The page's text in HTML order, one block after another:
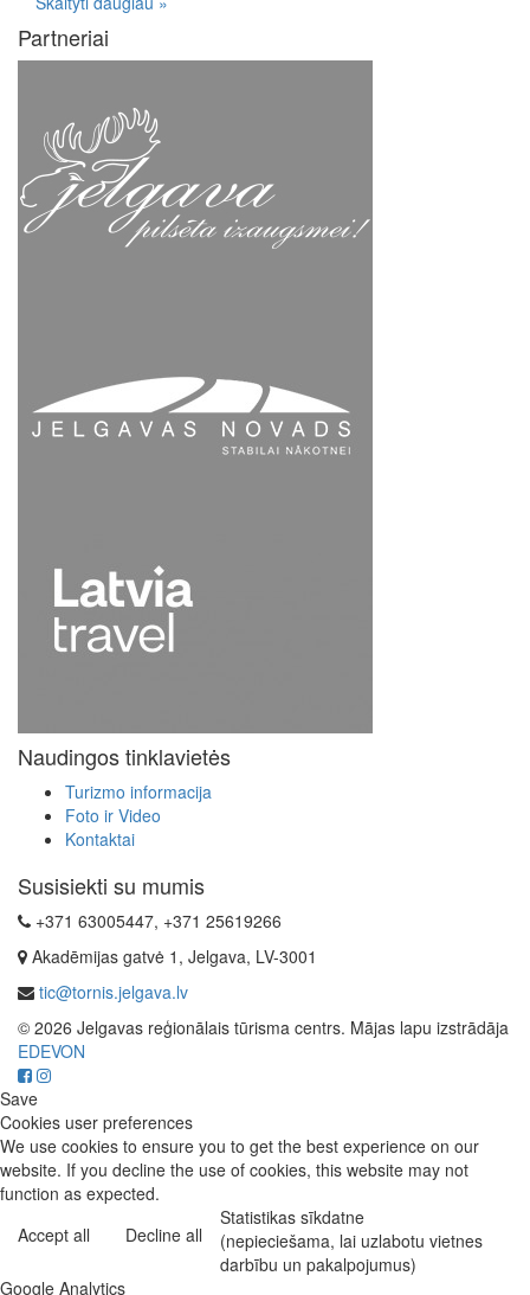
Partneriai
Naudingos tinklavietės
Turizmo informacija
Foto ir Video
Kontaktai
Susisiekti su mumis
+371 63005447, +371 25619266
Akadēmijas gatvė 1, Jelgava, LV-3001
tic@tornis.jelgava.lv
© 2026 Jelgavas reģionālais tūrisma centrs. Mājas lapu izstrādāja
EDEVON
Save
Cookies user preferences
We use cookies to ensure you to get the best experience on our
website. If you decline the use of cookies, this website may not
function as expected.
Accept all
Decline all
Statistikas sīkdatne
(nepieciešama, lai uzlabotu vietnes
darbību un pakalpojumus)
Google Analytics